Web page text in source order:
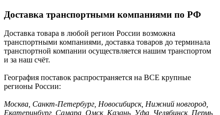
Доставка транспортными компаниями по РФ
Доставка товара в любой регион России возможна
транспортными компаниями, доставка товаров до терминала
транспортной компании осуществляется нашим транспортом
и за наш счёт.
География поставок распространяется на ВСЕ крупные
регионы России:
Москва, Санкт-Петербург, Новосибирск, Нижний новгород,
Екатеринбург, Самара, Омск, Казань, Уфа, Челябинск, Пермь,